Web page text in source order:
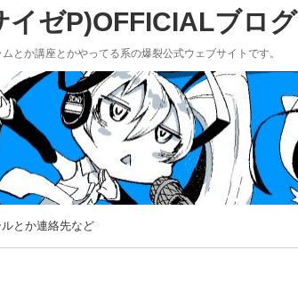
イゼP)OFFICIALブログ
とか講座とかやってる系の爆裂公式ウェブサイトです。
とか連絡先など